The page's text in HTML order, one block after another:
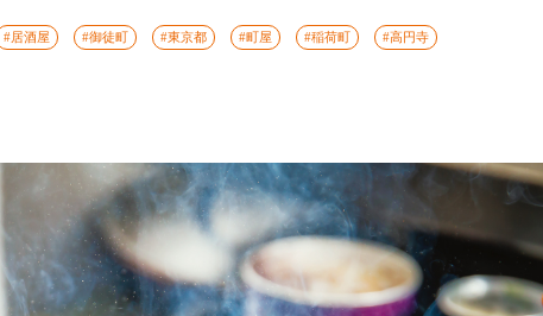
#居酒屋 #御徒町 #東京都 #町屋 #稲荷町 #高円寺